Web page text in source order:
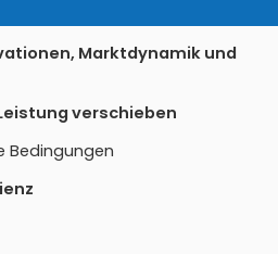
Marktdynamik und
verschieben
Bedingungen